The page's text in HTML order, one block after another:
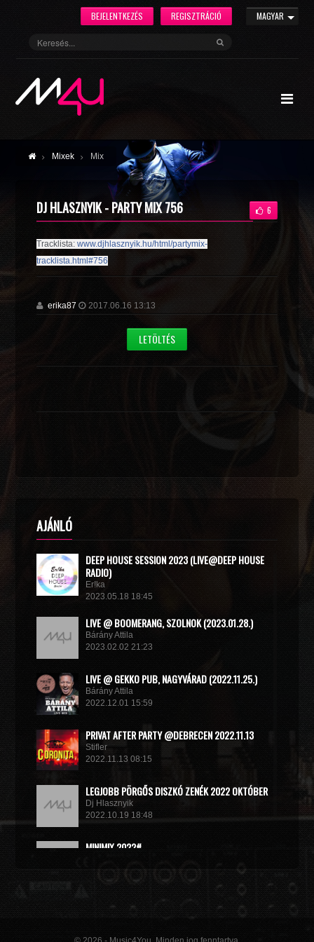
MAGYAR
REGISZTRÁCIÓ
BEJELENTKEZÉS
Mixek Mix
DJ HLASZNYIK - PARTY MIX 756 6
Tracklista: www.djhlasznyik.hu/html/partymix-
tracklista.html#756
erika87 2017.06.16 13:13
LETÖLTÉS
AJÁNLÓ
DEEP HOUSE SESSION 2023 (LIVE@DEEP HOUSE
RADIO)
Er!ka
2023.05.18 18:45
LIVE @ BOOMERANG, SZOLNOK (2023.01.28.)
Bárány Attila
2023.02.02 21:23
LIVE @ GEKKO PUB, NAGYVÁRAD (2022.11.25.)
Bárány Attila
2022.12.01 15:59
PRIVAT AFTER PARTY @DEBRECEN 2022.11.13
Stifler
2022.11.13 08:15
LEGJOBB PÖRGŐS DISZKÓ ZENÉK 2022 OKTÓBER
Dj Hlasznyik
2022.10.19 18:48
MINIMIX 2022#
2022.09.02 10:40